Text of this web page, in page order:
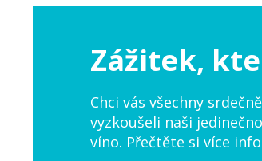
Zážitek,
Chci vás všechny
vyzkoušeli naši
víno. Přečtěte si více